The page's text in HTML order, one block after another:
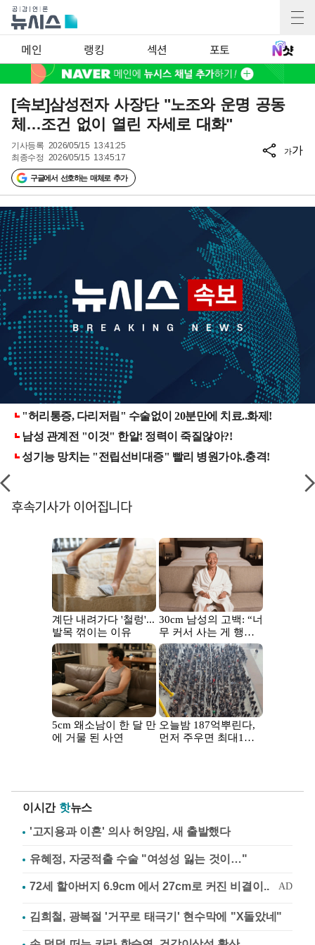
메인 랭킹 섹션 포토
[속보]삼성전자 사장단 "노조와 운명 공동
체…조건 없이 열린 자세로 대화"
기사등록 2026/05/15 13:41:25
최종수정 2026/05/15 13:45:17
구글에서 선호하는 매체로 추가
가가
후속기사가 이어집니다
이시간 핫뉴스
'고지용과 이혼' 의사 허양임, 새 출발했다
유혜정, 자궁적출 수술 "여성성 잃는 것이…"
김희철, 광복절 '거꾸로 태극기' 현수막에 "X돌았네"